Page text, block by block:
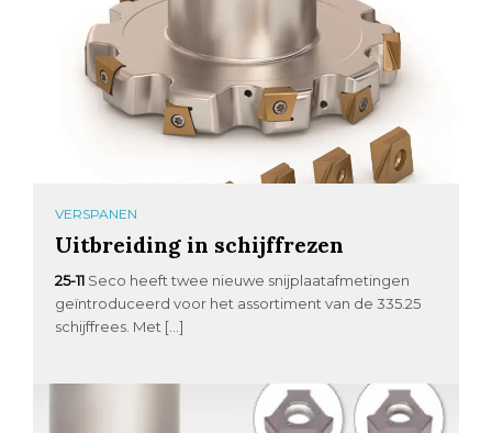
VERSPANEN
Uitbreiding in schijffrezen
25-11 Seco heeft twee nieuwe snijplaatafmetingen
geïntroduceerd voor het assortiment van de 335.25
schijffrees. Met […]